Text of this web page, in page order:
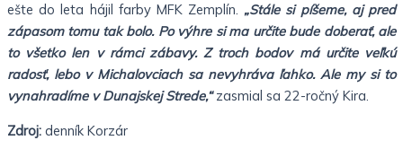
ešte do leta hájil farby MFK Zemplín. „Stále si píšeme, aj pred
zápasom tomu tak bolo. Po výhre si ma určite bude doberať, ale
to všetko len v rámci zábavy. Z troch bodov má určite veľkú
radosť, lebo v Michalovciach sa nevyhráva ľahko. Ale my si to
vynahradíme v Dunajskej Strede,“zasmial sa 22-ročný Kira.
Zdroj: denník Korzár